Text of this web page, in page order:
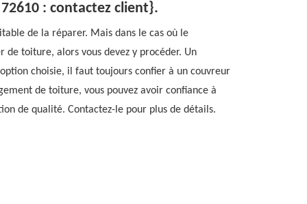
: contactez client}.
de la réparer. Mais dans le cas où le
de toiture, alors vous devez y procéder. Un
choisie, il faut toujours confier à un couvreur
de toiture, vous pouvez avoir confiance à
de qualité. Contactez-le pour plus de détails.